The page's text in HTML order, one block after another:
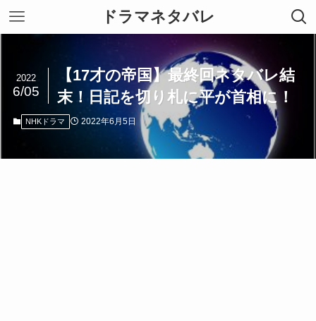
ドラマネタバレ
【17才の帝国】最終回ネタバレ結
末！日記を切り札に平が首相に！
2022
6/05
NHKドラマ 2022年6月5日